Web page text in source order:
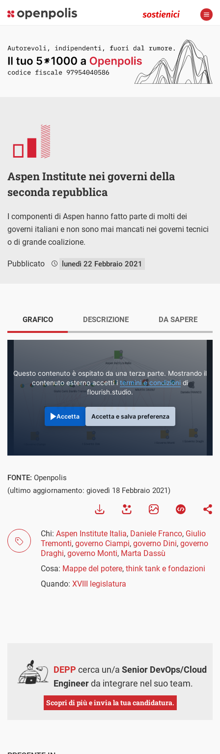
Aspen Institute nei governi della
seconda repubblica
I componenti di Aspen hanno fatto parte di molti dei
governi italiani e non sono mai mancati nei governi tecnici
o di grande coalizione.
Pubblicato lunedì 22 Febbraio 2021
GRAFICO
Questo contenuto è ospitato da una terza parte. Mostrando il
contenuto esterno accetti i termini e condizioni di
flourish.studio.
Accetta Accetta e salva preferenza
DESCRIZIONE DA SAPERE
FONTE: Openpolis
(ultimo aggiornamento: giovedì 18 Febbraio 2021)
Chi: Aspen Institute Italia, Daniele Franco, Giulio
Tremonti, governo Ciampi, governo Dini, governo
Draghi, governo Monti, Marta Dassù
Cosa: Mappe del potere, think tank e fondazioni
Quando: XVIII legislatura
DEPP cerca un/a Senior DevOps/Cloud
Engineerda integrare nel suo team.
Scopri di più e invia la tua candidatura.